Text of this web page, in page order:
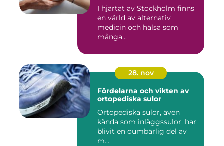
I hjärtat av Stockholm finns
en värld av alternativ
medicin och hälsa som
många...
28. nov
Fördelarna och vikten av
ortopediska sulor
Ortopediska sulor, även
kända som inläggssulor, har
blivit en oumbärlig del av
m...